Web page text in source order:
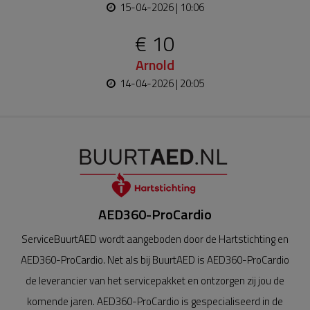
15-04-2026 | 10:06
€ 10
Arnold
14-04-2026 | 20:05
AED360-ProCardio
ServiceBuurtAED wordt aangeboden door de Hartstichting en
AED360-ProCardio. Net als bij BuurtAED is AED360-ProCardio
de leverancier van het servicepakket en ontzorgen zij jou de
komende jaren. AED360-ProCardio is gespecialiseerd in de